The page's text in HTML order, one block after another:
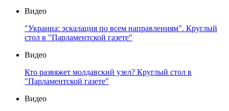
Видео
"Украина: эскалация по всем направлениям". Круглый
стол в "Парламентской газете"
Видео
Кто развяжет молдавский узел? Круглый стол в
"Парламентской газете"
Видео